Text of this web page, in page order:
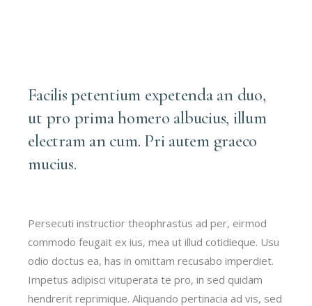
Facilis petentium expetenda an duo,
ut pro prima homero albucius, illum
electram an cum. Pri autem graeco
mucius.
Persecuti instructior theophrastus ad per, eirmod
commodo feugait ex ius, mea ut illud cotidieque. Usu
odio doctus ea, has in omittam recusabo imperdiet.
Impetus adipisci vituperata te pro, in sed quidam
hendrerit reprimique. Aliquando pertinacia ad vis, sed